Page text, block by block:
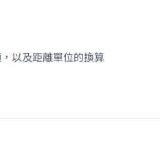
以及距離單位的換算